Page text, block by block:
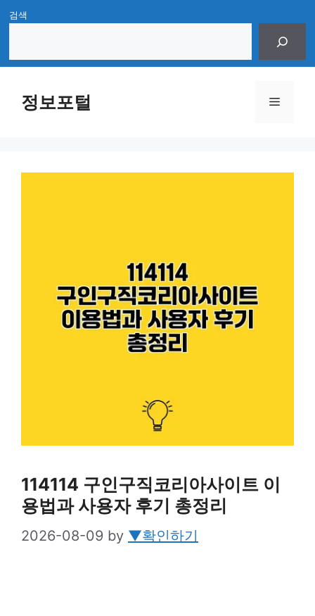
Skip
content
검색
정보포털 Menu
114114 구인구직코리아사이트 이
용법과 사용자 후기 총정리
2026-08-09 by ▼확인하기